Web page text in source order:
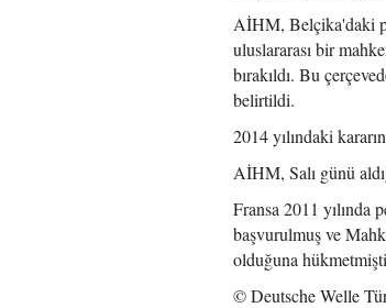
AİHM, Belçika'daki
uluslararası bir
bırakıldı. Bu
belirtildi.
2014 yılındaki
AİHM, Salı günü
Fransa 2011
başvurulmuş ve
olduğuna
© Deutsche Welle